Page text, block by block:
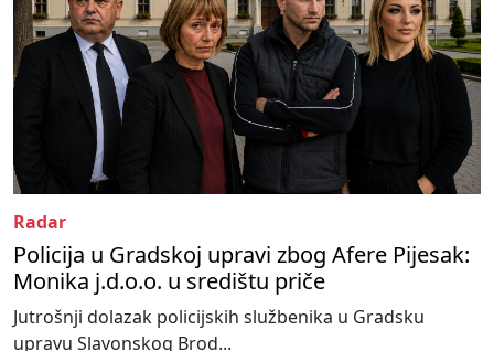
Radar
Policija u Gradskoj upravi zbog Afere Pijesak:
Monika j.d.o.o. u središtu priče
Jutrošnji dolazak policijskih službenika u Gradsku
upravu Slavonskog Brod...